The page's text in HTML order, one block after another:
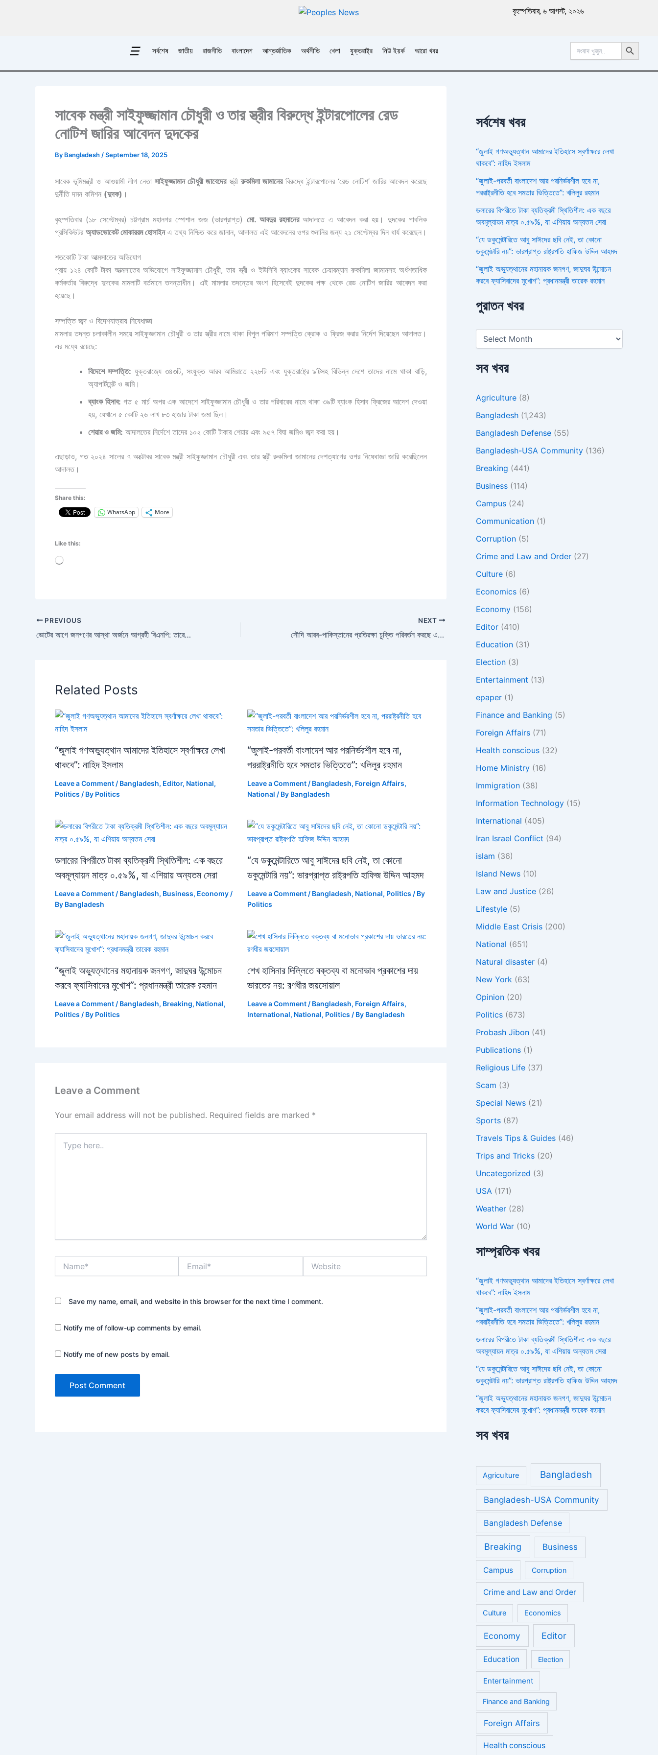
বৃহস্পতিবার, ৬ আগস্ট, ২০২৬
☰ সর্বশেষ জাতীয় রাজনীতি বাংলাদেশ আন্তর্জাতিক অর্থনীতি খেলা যুক্তরাষ্ট্র নিউ ইয়র্ক আরো খবর
Search
for:
Search Button
সাবেক মন্ত্রী সাইফুজ্জামান চৌধুরী ও তার স্ত্রীর বিরুদ্ধে ইন্টারপোলের রেড
নোটিশ জারির আবেদন দুদকের
By Bangladesh /September 18, 2025
সাবেক ভূমিমন্ত্রী ও আওয়ামী লীগ নেতা সাইফুজ্জামান চৌধুরী জাবেদেরস্ত্রীরুকমিলা জামানেরবিরুদ্ধে ইন্টারপোলের ‘রেড নোটিশ’ জারির আবেদন করেছে
দুর্নীতি দমন কমিশন (দুদক) ।
বৃহস্পতিবার (১৮ সেপ্টেম্বর) চট্টগ্রাম মহানগর স্পেশাল জজ (ভারপ্রাপ্ত)মো. আবদুর রহমানেরআদালতে এ আবেদন করা হয়। দুদকের পাবলিক
প্রসিকিউটর অ্যাডভোকেট মোকাররম হোসাইনএ তথ্য নিশ্চিত করে জানান, আদালত এই আবেদনের ওপর শুনানির জন্য ২১ সেপ্টেম্বর দিন ধার্য করেছেন।
শতকোটি টাকা আত্মসাতের অভিযোগ
প্রায় ১২৪ কোটি টাকা আত্মসাতের অভিযোগে সাইফুজ্জামান চৌধুরী, তার স্ত্রী ও ইউসিবি ব্যাংকের সাবেক চেয়ারম্যান রুকমিলা জামানসহ অর্ধশতাধিক
কর্মকর্তার বিরুদ্ধে দুদকের মামলাটি বর্তমানে তদন্তাধীন। এই মামলার তদন্তের অংশ হিসেবেই দুদকের পক্ষ থেকে রেড নোটিশ জারির আবেদন করা
হয়েছে।
সম্পত্তি জব্দ ও বিদেশযাত্রায় নিষেধাজ্ঞা
মামলার তদন্ত চলাকালীন সময়ে সাইফুজ্জামান চৌধুরী ও তার স্ত্রীর নামে থাকা বিপুল পরিমাণ সম্পত্তি ক্রোক ও ফ্রিজ করার নির্দেশ দিয়েছেন আদালত।
এর মধ্যে রয়েছে:
বিদেশে সম্পত্তি: যুক্তরাজ্যে ৩৪৩টি, সংযুক্ত আরব আমিরাতে ২২৮টি এবং যুক্তরাষ্ট্রে ৯টিসহ বিভিন্ন দেশে তাদের নামে থাকা বাড়ি,
অ্যাপার্টমেন্ট ও জমি।
ব্যাংক হিসাব: গত ৫ মার্চ অপর এক আদেশে সাইফুজ্জামান চৌধুরী ও তার পরিবারের নামে থাকা ৩৯টি ব্যাংক হিসাব ফ্রিজের আদেশ দেওয়া
হয়, যেখানে ৫ কোটি ২৬ লাখ ৮৩ হাজার টাকা জমা ছিল।
শেয়ার ও জমি: আদালতের নির্দেশে তাদের ১০২ কোটি টাকার শেয়ার এবং ৯৫৭ বিঘা জমিও জব্দ করা হয়।
এছাড়াও, গত ২০২৪ সালের ৭ অক্টোবর সাবেক মন্ত্রী সাইফুজ্জামান চৌধুরী এবং তার স্ত্রী রুকমিলা জামানের দেশত্যাগের ওপর নিষেধাজ্ঞা জারি করেছিলেন
আদালত।
Share this:
WhatsApp More
Like this:
Loading…
PREVIOUS
ভোটের আগে জনগণের আস্থা অর্জনে আগ্রহী বিএনপি: তারেক রহমান
NEXT
সৌদি আরব-পাকিস্তানের প্রতিরক্ষা চুক্তি পরিবর্তন করছে এ অঞ্চলের জিওপলিটিক্স
Related Posts
“জুলাই গণঅভ্যুত্থান আমাদের ইতিহাসে স্বর্ণাক্ষরে লেখা
থাকবে”: নাহিদ ইসলাম
Leave a Comment / Bangladesh, Editor, National,
Politics / By Politics
“জুলাই-পরবর্তী বাংলাদেশ আর পরনির্ভরশীল হবে না,
পররাষ্ট্রনীতি হবে সমতার ভিত্তিতে”: খলিলুর রহমান
Leave a Comment / Bangladesh, Foreign Affairs,
National / By Bangladesh
ডলারের বিপরীতে টাকা ব্যতিক্রমী স্থিতিশীল: এক বছরে
অবমূল্যায়ন মাত্র ০.৫৯%, যা এশিয়ায় অন্যতম সেরা
Leave a Comment / Bangladesh, Business, Economy /
By Bangladesh
“যে ডকুমেন্টারিতে আবু সাঈদের ছবি নেই, তা কোনো
ডকুমেন্টারি নয়”: ভারপ্রাপ্ত রাষ্ট্রপতি হাফিজ উদ্দিন আহমদ
Leave a Comment / Bangladesh, National, Politics / By
Politics
“জুলাই অভ্যুত্থানের মহানায়ক জনগণ, জাদুঘর উন্মোচন
করবে ফ্যাসিবাদের মুখোশ”: প্রধানমন্ত্রী তারেক রহমান
Leave a Comment / Bangladesh, Breaking, National,
Politics / By Politics
শেখ হাসিনার দিল্লিতে বক্তব্য বা মনোভাব প্রকাশের দায়
ভারতের নয়: রণধীর জয়সোয়াল
Leave a Comment / Bangladesh, Foreign Affairs,
International, National, Politics / By Bangladesh
Leave a Comment
Your email address will not be published. Required fields are marked *
here..
Save my name, email, and website in this browser for the next time I comment.
Notify me of follow-up comments by email.
Notify me of new posts by email.
সর্বশেষ খবর
“জুলাই গণঅভ্যুত্থান আমাদের ইতিহাসে স্বর্ণাক্ষরে লেখা
থাকবে”: নাহিদ ইসলাম
“জুলাই-পরবর্তী বাংলাদেশ আর পরনির্ভরশীল হবে না,
পররাষ্ট্রনীতি হবে সমতার ভিত্তিতে”: খলিলুর রহমান
ডলারের বিপরীতে টাকা ব্যতিক্রমী স্থিতিশীল: এক বছরে
অবমূল্যায়ন মাত্র ০.৫৯%, যা এশিয়ায় অন্যতম সেরা
“যে ডকুমেন্টারিতে আবু সাঈদের ছবি নেই, তা কোনো
ডকুমেন্টারি নয়”: ভারপ্রাপ্ত রাষ্ট্রপতি হাফিজ উদ্দিন আহমদ
“জুলাই অভ্যুত্থানের মহানায়ক জনগণ, জাদুঘর উন্মোচন
করবে ফ্যাসিবাদের মুখোশ”: প্রধানমন্ত্রী তারেক রহমান
পুরাতন খবর
সব খবর
Agriculture (8)
Bangladesh (1,243)
Bangladesh Defense (55)
Bangladesh-USA Community (136)
Breaking (441)
Business (114)
Campus (24)
Communication (1)
Corruption (5)
Crime and Law and Order (27)
Culture (6)
Economics (6)
Economy (156)
Editor (410)
Education (31)
Election (3)
Entertainment (13)
epaper (1)
Finance and Banking (5)
Foreign Affairs (71)
Health conscious (32)
Home Ministry (16)
Immigration (38)
Information Technology (15)
International (405)
Iran Israel Conflict (94)
islam (36)
Island News (10)
Law and Justice (26)
Lifestyle (5)
Middle East Crisis (200)
National (651)
Natural disaster (4)
New York (63)
Opinion (20)
Politics (673)
Probash Jibon (41)
Publications (1)
Religious Life (37)
Scam (3)
Special News (21)
Sports (87)
Travels Tips & Guides (46)
Trips and Tricks (20)
Uncategorized (3)
USA (171)
Weather (28)
World War (10)
সাম্প্রতিক খবর
“জুলাই গণঅভ্যুত্থান আমাদের ইতিহাসে স্বর্ণাক্ষরে লেখা
থাকবে”: নাহিদ ইসলাম
“জুলাই-পরবর্তী বাংলাদেশ আর পরনির্ভরশীল হবে না,
পররাষ্ট্রনীতি হবে সমতার ভিত্তিতে”: খলিলুর রহমান
ডলারের বিপরীতে টাকা ব্যতিক্রমী স্থিতিশীল: এক বছরে
অবমূল্যায়ন মাত্র ০.৫৯%, যা এশিয়ায় অন্যতম সেরা
“যে ডকুমেন্টারিতে আবু সাঈদের ছবি নেই, তা কোনো
ডকুমেন্টারি নয়”: ভারপ্রাপ্ত রাষ্ট্রপতি হাফিজ উদ্দিন আহমদ
“জুলাই অভ্যুত্থানের মহানায়ক জনগণ, জাদুঘর উন্মোচন
করবে ফ্যাসিবাদের মুখোশ”: প্রধানমন্ত্রী তারেক রহমান
সব খবর
Agriculture Bangladesh
Bangladesh-USA Community
Bangladesh Defense
Breaking Business
Campus Corruption
Crime and Law and Order
Culture Economics
Economy Editor
Education Election
Entertainment
Finance and Banking
Foreign Affairs
Health conscious